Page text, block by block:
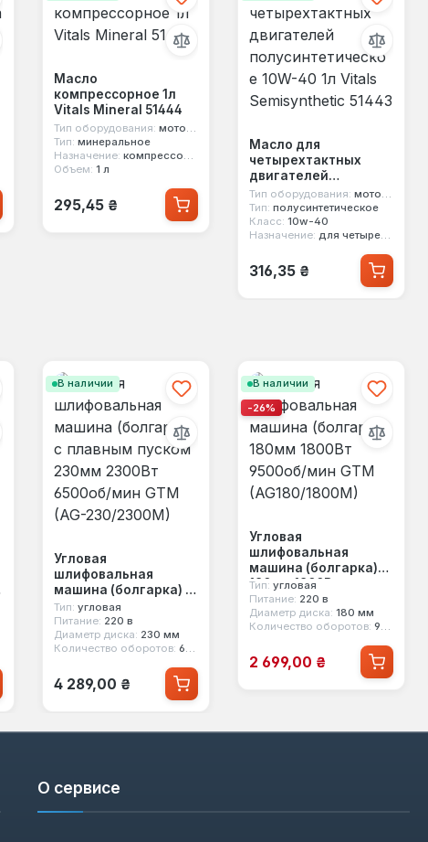
Масло
компрессорное 1л
Vitals Mineral 51444
Тип оборудования: моторное масло
Тип: минеральное
Назначение: компрессорное
Объем: 1 л
Обычная цена:
295,45 ₴
Масло для
четырехтактных
двигателей
полусинтетическое
10W-40 1л Vitals
Semisynthetic 51443
Тип оборудования: моторное масло
Тип: полусинтетическое
Класс: 10w-40
Назначение: для четырехтактных двигателей
Обычная цена:
316,35 ₴
В наличии
Угловая
шлифовальная
машина (болгарка) с
плавным пуском
230мм 2300Вт
6500об/мин GTM (AG-
230/2300M)
Тип: угловая
Питание: 220 в
Диаметр диска: 230 мм
Количество оборотов: 6500 об/мин
Обычная цена:
4 289,00 ₴
В наличии
-26%
Угловая
шлифовальная
машина (болгарка)
180мм 1800Вт
9500об/мин GTM
(AG180/1800M)
Тип: угловая
Питание: 220 в
Диаметр диска: 180 мм
Количество оборотов: 9500 об/мин
Цена продажи:
2 699,00 ₴
О сервисе